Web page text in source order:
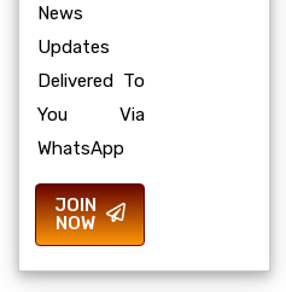
News
Updates
Delivered To
You Via
WhatsApp
JOIN
NOW